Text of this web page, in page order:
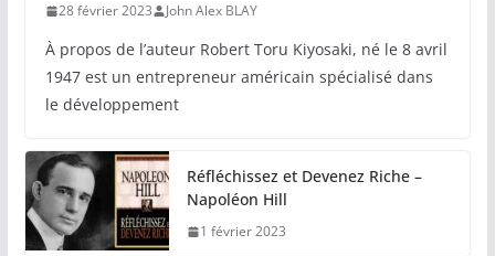
28 février 2023 John Alex BLAY
À propos de l’auteur Robert Toru Kiyosaki, né le 8 avril
1947 est un entrepreneur américain spécialisé dans
le développement
Réfléchissez et Devenez Riche –
Napoléon Hill
1 février 2023